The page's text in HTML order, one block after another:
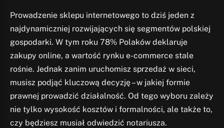
Prowadzenie sklepu internetowego to dziś jeden z
najdynamiczniej rozwijających się segmentów polskiej
gospodarki. W tym roku 78% Polaków deklaruje
zakupy online, a wartość rynku e-commerce stale
rośnie. Jednak zanim uruchomisz sprzedaż w sieci,
musisz podjąć kluczową decyzję – w jakiej formie
prawnej prowadzić działalność. Od tego wyboru zależy
nie tylko wysokość kosztów i formalności, ale także to,
czy będziesz musiał odwiedzić notariusza.